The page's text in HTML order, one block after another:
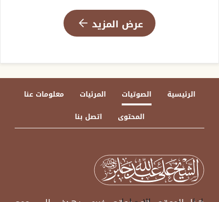
عرض المزيد
الرئيسية الصوتيات المرئيات
معلومات عنا
المحتوى
اتصل بنا